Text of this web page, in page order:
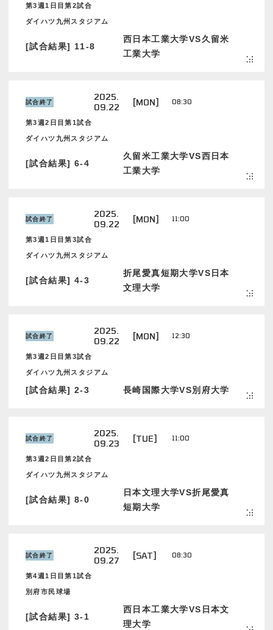
第3週1日目第2試合
ダイハツ九州スタジアム
[試合結果] 11-8
西日本工業大学VS久留米
工業大学
試合終了
2025.
09.22
[MON] 08:30
第3週2日目第1試合
ダイハツ九州スタジアム
[試合結果] 6-4
久留米工業大学VS西日本
工業大学
試合終了
2025.
09.22
[MON] 11:00
第3週1日目第3試合
ダイハツ九州スタジアム
[試合結果] 4-3
折尾愛真短期大学VS日本
文理大学
試合終了
2025.
09.22
[MON] 12:30
第3週2日目第3試合
ダイハツ九州スタジアム
[試合結果] 2-3 長崎国際大学VS別府大学
試合終了
2025.
09.23
[TUE] 11:00
第3週2日目第2試合
ダイハツ九州スタジアム
[試合結果] 8-0
日本文理大学VS折尾愛真
短期大学
試合終了
2025.
09.27
[SAT] 08:30
第4週1日目第1試合
別府市民球場
[試合結果] 3-1
西日本工業大学VS日本文
理大学